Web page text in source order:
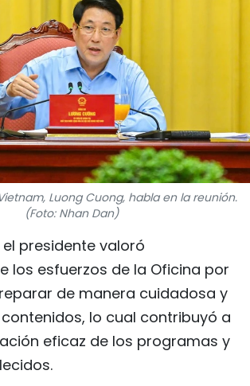
PUENTE DE AMISTAD
HISTORIAS MULTIMEDIA
FOTOGRAFÍA
¿QUIÉNES SOMOS?
TIẾNG VIỆT
ENGLISH
FRANÇAIS
РУССКИЙ
Luong Cuong, habla en la reunión.
(Foto: Nhan Dan)
el presidente valoró
los esfuerzos de la Oficina por
de manera cuidadosa y
lo cual contribuyó a
eficaz de los programas y